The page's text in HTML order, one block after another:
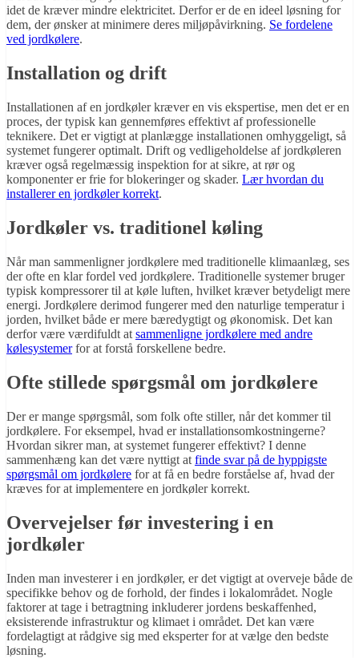
idet de kræver mindre elektricitet. Derfor er de en ideel løsning for
dem, der ønsker at minimere deres miljøpåvirkning. Se fordelene
ved jordkølere.
Installation og drift
Installationen af en jordkøler kræver en vis ekspertise, men det er en
proces, der typisk kan gennemføres effektivt af professionelle
teknikere. Det er vigtigt at planlægge installationen omhyggeligt, så
systemet fungerer optimalt. Drift og vedligeholdelse af jordkøleren
kræver også regelmæssig inspektion for at sikre, at rør og
komponenter er frie for blokeringer og skader. Lær hvordan du
installerer en jordkøler korrekt.
Jordkøler vs. traditionel køling
Når man sammenligner jordkølere med traditionelle klimaanlæg, ses
der ofte en klar fordel ved jordkølere. Traditionelle systemer bruger
typisk kompressorer til at køle luften, hvilket kræver betydeligt mere
energi. Jordkølere derimod fungerer med den naturlige temperatur i
jorden, hvilket både er mere bæredygtigt og økonomisk. Det kan
derfor være værdifuldt at sammenligne jordkølere med andre
kølesystemerfor at forstå forskellene bedre.
Ofte stillede spørgsmål om jordkølere
Der er mange spørgsmål, som folk ofte stiller, når det kommer til
jordkølere. For eksempel, hvad er installationsomkostningerne?
Hvordan sikrer man, at systemet fungerer effektivt? I denne
sammenhæng kan det være nyttigt at finde svar på de hyppigste
spørgsmål om jordkølere for at få en bedre forståelse af, hvad der
kræves for at implementere en jordkøler korrekt.
Overvejelser før investering i en
jordkøler
Inden man investerer i en jordkøler, er det vigtigt at overveje både de
specifikke behov og de forhold, der findes i lokalområdet. Nogle
faktorer at tage i betragtning inkluderer jordens beskaffenhed,
eksisterende infrastruktur og klimaet i området. Det kan være
fordelagtigt at rådgive sig med eksperter for at vælge den bedste
løsning.